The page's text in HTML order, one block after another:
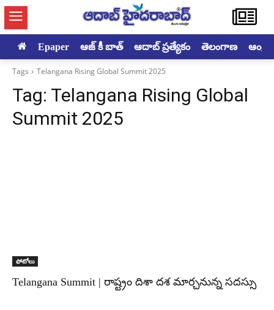
Epaper ఆజ్ కీ బాత్ ఆదాబ్ ప్రత్యేకం తెలంగాణ
Tags Telangana Rising Global Summit 2025
Tag: Telangana Rising Global
Summit 2025
ఫోటోలు
Telangana Summit | రాష్ట్రం దిశా దశ మార్చనున్న సదస్సు